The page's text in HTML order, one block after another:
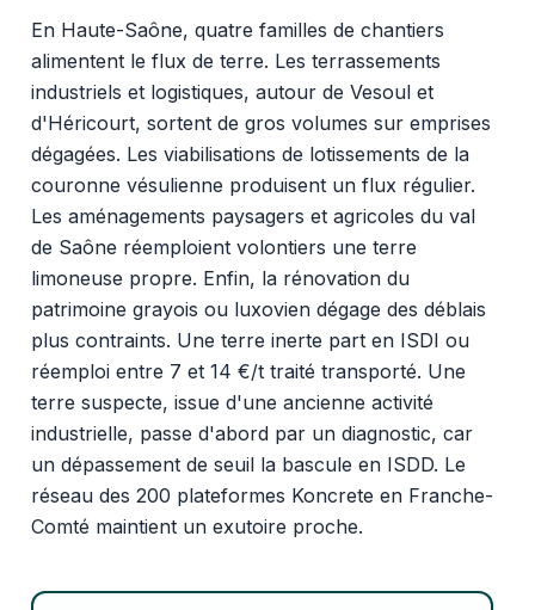
En Haute-Saône, quatre familles de chantiers
alimentent le flux de terre. Les terrassements
industriels et logistiques, autour de Vesoul et
d'Héricourt, sortent de gros volumes sur emprises
dégagées. Les viabilisations de lotissements de la
couronne vésulienne produisent un flux régulier.
Les aménagements paysagers et agricoles du val
de Saône réemploient volontiers une terre
limoneuse propre. Enfin, la rénovation du
patrimoine grayois ou luxovien dégage des déblais
plus contraints. Une terre inerte part en ISDI ou
réemploi entre 7 et 14 €/t traité transporté. Une
terre suspecte, issue d'une ancienne activité
industrielle, passe d'abord par un diagnostic, car
un dépassement de seuil la bascule en ISDD. Le
réseau des 200 plateformes Koncrete en Franche-
Comté maintient un exutoire proche.